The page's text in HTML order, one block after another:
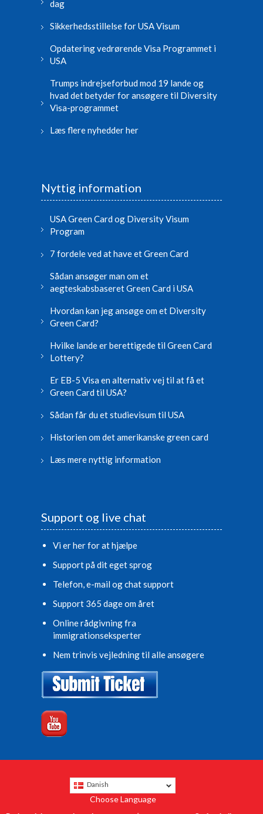
dag
Sikkerhedsstillelse for USA Visum
Opdatering vedrørende Visa Programmet i
USA
Trumps indrejseforbud mod 19 lande og
hvad det betyder for ansøgere til Diversity
Visa-programmet
Læs flere nyhedder her
Nyttig information
USA Green Card og Diversity Visum
Program
7 fordele ved at have et Green Card
Sådan ansøger man om et
aegteskabsbaseret Green Card i USA
Hvordan kan jeg ansøge om et Diversity
Green Card?
Hvilke lande er berettigede til Green Card
Lottery?
Er EB-5 Visa en alternativ vej til at få et
Green Card til USA?
Sådan får du et studievisum til USA
Historien om det amerikanske green card
Læs mere nyttig information
Support og live chat
Vi er her for at hjælpe
Support på dit eget sprog
Telefon, e-mail og chat support
Support 365 dage om året
Online rådgivning fra
immigrationseksperter
Nem trinvis vejledning til alle ansøgere
Danish
Choose Language